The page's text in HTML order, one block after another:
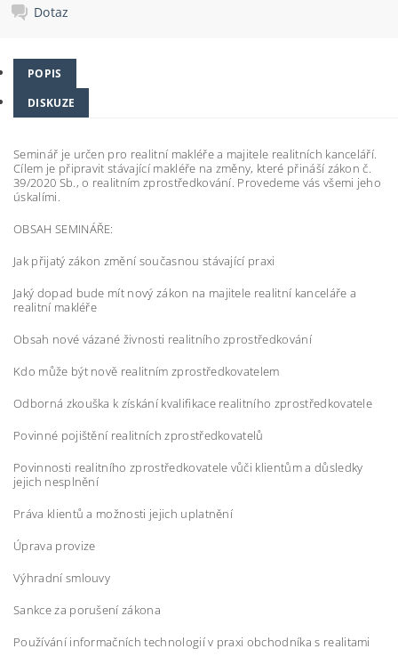
Dotaz
POPIS
DISKUZE
Seminář je určen pro realitní makléře a majitele realitních kanceláří.
Cílem je připravit stávající makléře na změny, které přináší zákon č.
39/2020 Sb., o realitním zprostředkování. Provedeme vás všemi jeho
úskalími.
OBSAH SEMINÁŘE:
Jak přijatý zákon změní současnou stávající praxi
Jaký dopad bude mít nový zákon na majitele realitní kanceláře a
realitní makléře
Obsah nové vázané živnosti realitního zprostředkování
Kdo může být nově realitním zprostředkovatelem
Odborná zkouška k získání kvalifikace realitního zprostředkovatele
Povinné pojištění realitních zprostředkovatelů
Povinnosti realitního zprostředkovatele vůči klientům a důsledky
jejich nesplnění
Práva klientů a možnosti jejich uplatnění
Úprava provize
Výhradní smlouvy
Sankce za porušení zákona
Používání informačních technologií v praxi obchodníka s realitami